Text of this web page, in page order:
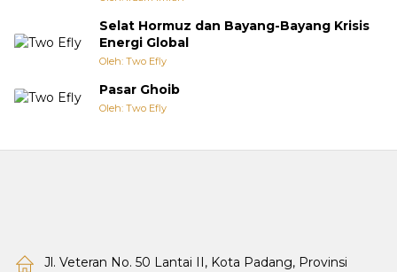
Selat Hormuz dan Bayang-Bayang Krisis
Energi Global
Oleh: Two Efly
Pasar Ghoib
Oleh: Two Efly
Jl. Veteran No. 50 Lantai II, Kota Padang, Provinsi